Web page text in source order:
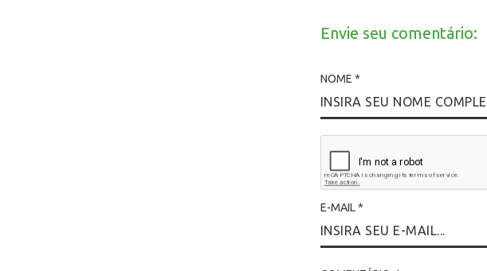
Envie seu comentário:
NOME *
E-MAIL*